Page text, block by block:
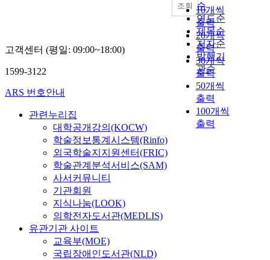
순
연도순
제목순
저자순
발행기
관순
10개씩
출력
20개씩
출력
30개씩
출력
50개씩
출력
100개씩
출력
조회
고객센터 (평일: 09:00~18:00)
1599-3122
ARS 번호안내
관련누리집
대학공개강의(KOCW)
학술정보통계시스템(Rinfo)
외국학술지지원센터(FRIC)
학술관계분석서비스(SAM)
사서커뮤니티
기관회원
지식나눔(LOOK)
의학전자도서관(MEDLIS)
유관기관 사이트
교육부(MOE)
국립장애인도서관(NLD)